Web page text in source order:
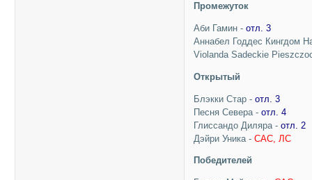
Промежуток
Аби Гамин -отл. 3
Аннабел Годдес Кингдом
Violanda Sadeckie
Открытый
Блэкки Стар -отл. 3
Песня Севера -отл. 4
Глиссандо Диляра -отл. 2
Дэйри Уника -САС, ЛС
Победителей